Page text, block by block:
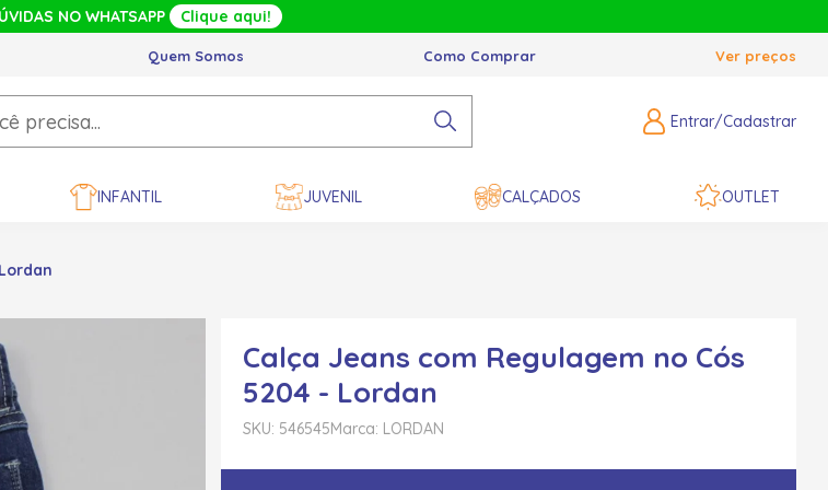
NO WHATSAPP Clique aqui!
Quem Somos Como Comprar Ver preços
Entrar/Cadastrar
INFANTIL JUVENIL CALÇADOS OUTLET
Calça Jeans com Regulagem no Cós
5204 - Lordan
SKU: 546545Marca: LORDAN